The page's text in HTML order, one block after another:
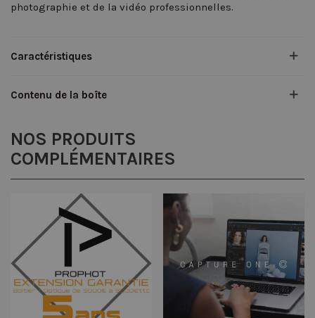
photographie et de la vidéo professionnelles.
Caractéristiques
Contenu de la boîte
NOS PRODUITS
COMPLÉMENTAIRES